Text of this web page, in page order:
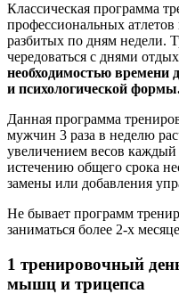
Классическая программа
профессиональных
разбитых по дням недели.
чередоваться с днями
необходимостью времени
и психологической
Данная программа
мужчин 3 раза в неделю
увеличением весов
истечению общего срока
замены или добавления
Не бывает программ
заниматься более 2-х
1 тренировочный
мышц и трицепса